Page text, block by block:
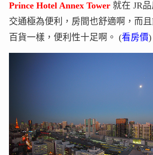
Prince Hotel Annex Tower就在 JR品
交通極為便利，房間也舒適啊，而
百貨一樣，便利性十足啊。 (看房價)